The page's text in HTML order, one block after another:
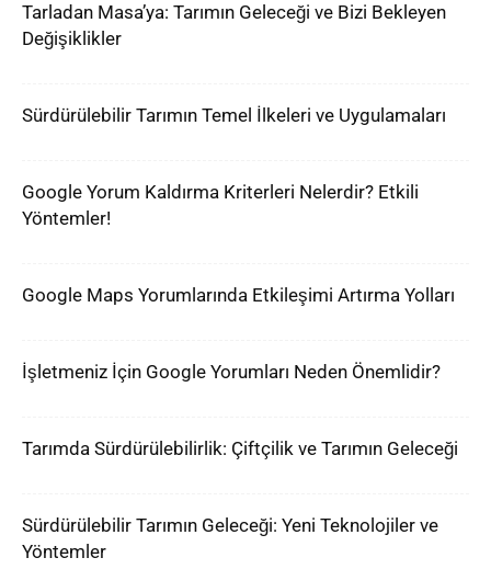
Tarladan Masa’ya: Tarımın Geleceği ve Bizi Bekleyen
Değişiklikler
Sürdürülebilir Tarımın Temel İlkeleri ve Uygulamaları
Google Yorum Kaldırma Kriterleri Nelerdir? Etkili
Yöntemler!
Google Maps Yorumlarında Etkileşimi Artırma Yolları
İşletmeniz İçin Google Yorumları Neden Önemlidir?
Tarımda Sürdürülebilirlik: Çiftçilik ve Tarımın Geleceği
Sürdürülebilir Tarımın Geleceği: Yeni Teknolojiler ve
Yöntemler